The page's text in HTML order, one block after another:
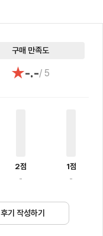
구매 만족도
★-.-/ 5
2점
-
1점
-
후기 작성하기